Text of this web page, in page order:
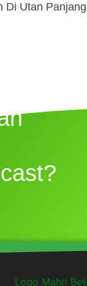
Di Utan Panjang